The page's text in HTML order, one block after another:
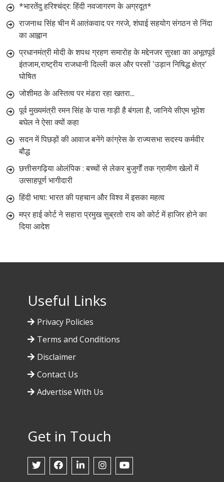
*भारतेंदु हरिश्चंद्र: हिंदी नवजागरण के अग्रदूत*
राजनाथ सिंह चीन में आतंकवाद पर गरजे, शंघाई सहयोग संगठन से निंदा
का आह्वान
प्रधानमंत्री मोदी के शपथ ग्रहण समारोह के मद्देनजर सुरक्षा का अभूतपूर्व
इंतजाम,राष्ट्रीय राजधानी दिल्ली कल और परसों 'उड़ान निषिद्ध क्षेत्र'
घोषित
जोशीमठ के अस्तित्व पर मंडरा रहा खतरा...
पूर्व मुख्यमंत्री रमन सिंह के पास गाड़ी है बंगला है, जानिये सीएम भूपेश
बघेल ने ऐसा क्यों कहा
सदन में पिछड़ों की आवाज बनेंगे कांग्रेस के राज्यसभा सदस्य कर्मवीर
बौद्ध
छत्तीसगढ़िया ओलंपिक : बच्चों से लेकर बुजुर्गों तक ग्रामीण खेलों में
उत्साहपूर्ण भागीदारी
हिंदी भाषा: भारत की पहचान और विश्व में इसका महत्व
मप्र हाई कोर्ट ने सहारा प्रमुख सुब्रतो राय को कोर्ट में हाजिर होने का
दिया आदेश
Useful Links
Privacy Policies
Terms and Conditions
Disclaimer
Contact Us
Advertise With Us
Get in Touch